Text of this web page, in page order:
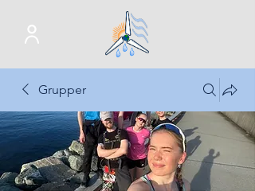
Grupper